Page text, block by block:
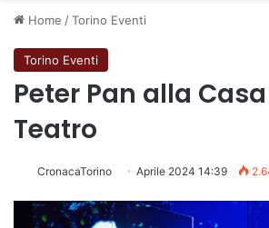
Home /Torino Eventi
Torino Eventi
Peter Pan alla
Teatro
CronacaTorino Aprile 2024 14:39